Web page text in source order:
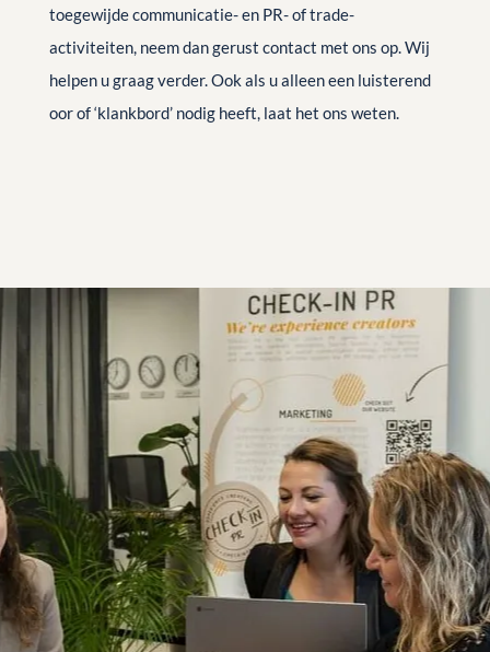
toegewijde communicatie- en PR- of trade-
activiteiten, neem dan gerust contact met ons op. Wij
helpen u graag verder. Ook als u alleen een luisterend
oor of ‘klankbord’ nodig heeft, laat het ons weten.